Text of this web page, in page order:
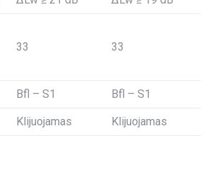
33 33
Bfl – S1 Bfl – S1
Klijuojamas Klijuojamas